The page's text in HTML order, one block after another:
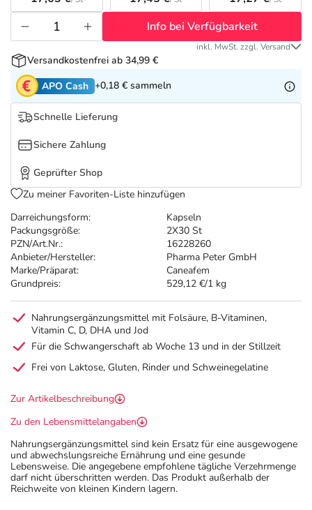
Tierapotheke
Vitamine & Mineralstoffe
Marken
Salus Deals
Darreichungsform:
Kapseln
Packungsgröße:
2X30 St
PZN/Art.Nr.:
16228260
Anbieter/Hersteller:
Pharma Peter GmbH
Marke/Präparat:
Caneafem
Grundpreis:
529,12 €/1 kg
Info bei Verfügbarkeit
inkl. MwSt. zzgl. Versand
Versandkostenfrei ab 34,99 €
APO Cash +0,18 € sammeln
Schnelle Lieferung
Sichere Zahlung
Geprüfter Shop
Zu meiner Favoriten-Liste hinzufügen
Nahrungsergänzungsmittel mit Folsäure, B-Vitaminen,
Vitamin C, D, DHA und Jod
Für die Schwangerschaft ab Woche 13 und in der Stillzeit
Frei von Laktose, Gluten, Rinder und Schweinegelatine
Zur Artikelbeschreibung
Zu den Lebensmittelangaben
Nahrungsergänzungsmittel sind kein Ersatz für eine ausgewogene
und abwechslungsreiche Ernährung und eine gesunde
Lebensweise. Die angegebene empfohlene tägliche Verzehrmenge
darf nicht überschritten werden. Das Produkt außerhalb der
Reichweite von kleinen Kindern lagern.